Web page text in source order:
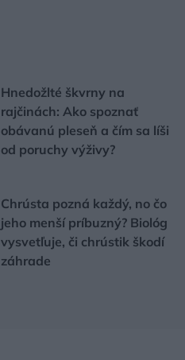
Hnedožlté škvrny na
rajčinách: Ako spoznať
obávanú pleseň a čím sa líši
od poruchy výživy?
Chrústa pozná každý, no čo
jeho menší príbuzný? Biológ
vysvetľuje, či chrústik škodí
záhrade